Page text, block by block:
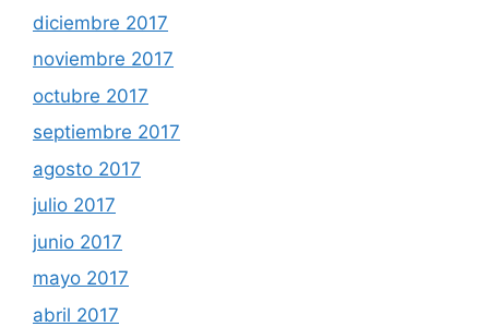
diciembre 2017
noviembre 2017
octubre 2017
septiembre 2017
agosto 2017
julio 2017
junio 2017
mayo 2017
abril 2017